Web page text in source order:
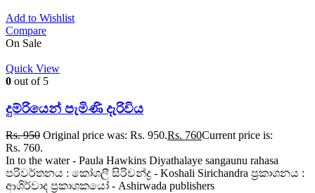
Add to Wishlist
Compare
On Sale
Quick View
0 out of 5
දුම්රියෙන් පැමිණි දැරිවිය
Rs.950 Original price was: Rs. 950.Rs. 760Current price is:
Rs. 760.
In to the water - Paula Hawkins Diyathalaye sangaunu rahasa
පරිවර්තනය : කෝශලී සිරිචන්ද්‍ර - Koshali Sirichandra ප්‍රකාශනය :
ආශිර්වාද ප්‍රකාශකයෝ - Ashirwada publishers